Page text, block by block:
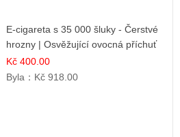
E-cigareta s 35 000 šluky - Čerstvé
hrozny | Osvěžující ovocná příchuť
Kč 400.00
Byla： Kč 918.00